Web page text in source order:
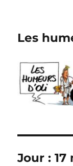
Les
Jour :17